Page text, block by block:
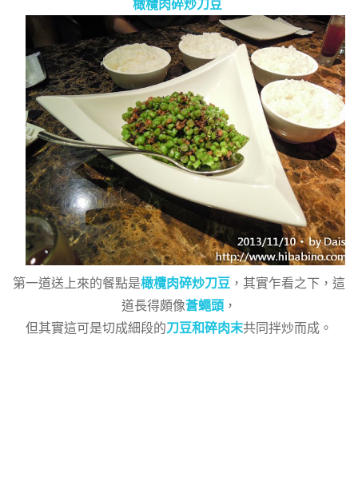
橄欖肉碎炒刀豆
第一道送上來的餐點是橄欖肉碎炒刀豆 ，其實乍看之下，這
道長得頗像蒼蠅頭 ，
但其實這可是切成細段的刀豆和碎肉末共同拌炒而成。